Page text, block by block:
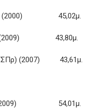
(2000) 45,02μ.
(2009) 43,80μ.
(ΓΣΠρ) (2007) 43,61μ.
(2009) 54,01μ.